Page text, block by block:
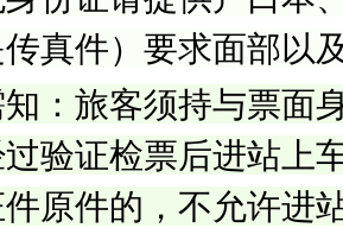
真件）要求面部以
：旅客须持与票面
验证检票后进站上
原件的，不允许进